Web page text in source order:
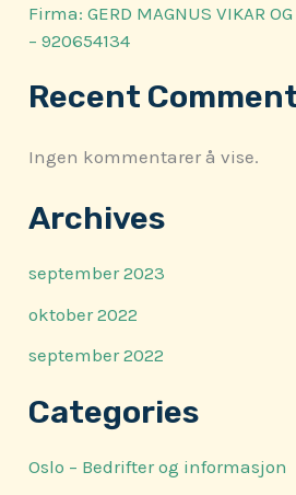
Firma: GERD MAGNUS VIKAR
– 920654134
Recent
Ingen kommentarer å vise.
Archives
september 2023
oktober 2022
september 2022
Categories
Oslo – Bedrifter og informasjon